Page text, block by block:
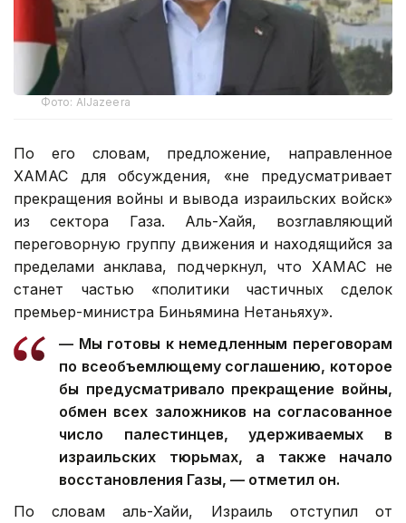
Фото: AlJazeera
По его словам, предложение, направленное
ХАМАС для обсуждения, «не предусматривает
прекращения войны и вывода израильских войск»
из сектора Газа. Аль-Хайя, возглавляющий
переговорную группу движения и находящийся за
пределами анклава, подчеркнул, что ХАМАС не
станет частью «политики частичных сделок
премьер-министра Биньямина Нетаньяху».
— Мы готовы к немедленным переговорам
по всеобъемлющему соглашению, которое
бы предусматривало прекращение войны,
обмен всех заложников на согласованное
число палестинцев, удерживаемых в
израильских тюрьмах, а также начало
восстановления Газы, — отметил он.
По словам аль-Хайи, Израиль отступил от